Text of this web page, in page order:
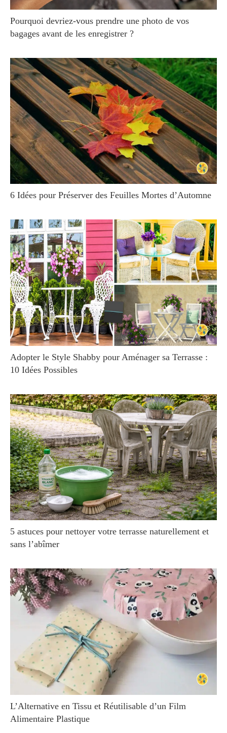
Pourquoi devriez-vous prendre une photo de vos
bagages avant de les enregistrer ?
6 Idées pour Préserver des Feuilles Mortes d’Automne
Adopter le Style Shabby pour Aménager sa Terrasse :
10 Idées Possibles
5 astuces pour nettoyer votre terrasse naturellement et
sans l’abîmer
L’Alternative en Tissu et Réutilisable d’un Film
Alimentaire Plastique